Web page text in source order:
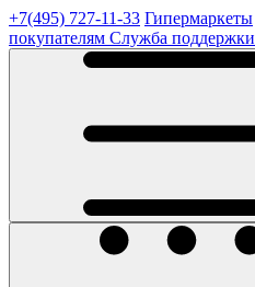
+7(495) 727-11-33 Гипермаркеты
покупателям Служба поддержки